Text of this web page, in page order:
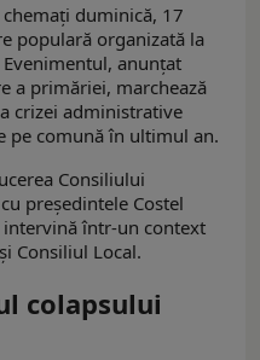
duminică, 17
populară organizată la
anunțat
a primăriei, marchează
crizei administrative
pe comună în ultimul an.
Consiliului
președintele Costel
intervină într-un context
Consiliul Local.
colapsului